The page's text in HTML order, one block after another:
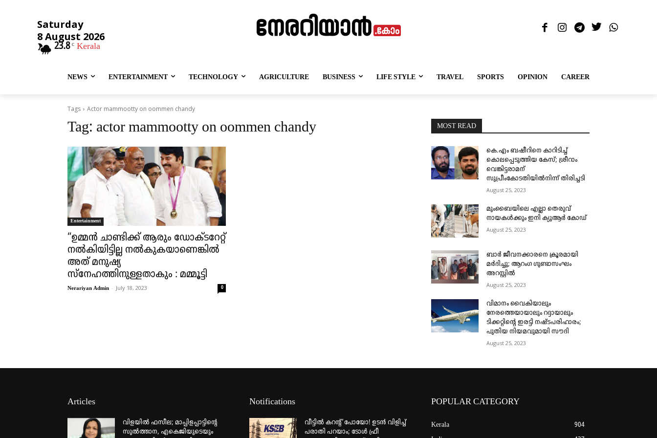
Saturday
8 August 2026
23.8 C Kerala
NEWS ENTERTAINMENT TECHNOLOGY AGRICULTURE BUSINESS LIFE STYLE TRAVEL SPORTS OPINION CAREER
Tags Actor mammootty on oommen chandy
Tag: actor mammootty on oommen chandy
Entertainment
“ഉമ്മൻ ചാണ്ടിക്ക് ആരും ഡോക്ടറേറ്റ്
നൽകിയിട്ടില്ല നൽകുകയാണെങ്കിൽ
അത് മനുഷ്യ
സ്നേഹത്തിനുള്ളതാകും : മമ്മൂട്ടി
Nerariyan Admin - July 18, 2023 0
MOST READ
കെ.എം ബഷീറിനെ കാറിടിച്ച്
കൊലപ്പെടുത്തിയ കേസ്; ശ്രീറാം
വെങ്കിട്ടരാമന്
സുപ്രീംകോടതിയിൽനിന്ന് തിരിച്ചടി
August 25, 2023
മുംബൈയിലെ എല്ലാ തെരുവ്
നായകൾക്കും ഇനി ക്യുആർ കോഡ്
August 25, 2023
ബാർ ജീവനക്കാരനെ ക്രൂരമായി
മർദിച്ചു; ആറംഗ ഗുണ്ടാസംഘം
അറസ്റ്റിൽ
August 25, 2023
വിമാനം വൈകിയാലും
നേരത്തെയായാലും റദ്ദായാലും
ടിക്കറ്റിന്റെ ഇരട്ടി നഷ്ടപരിഹാരം;
പുതിയ നിയമവുമായി സൗദി
August 25, 2023
Articles
വിളയിൽ ഫസീല; മാപ്പിളപ്പാട്ടിന്റെ
സുൽത്താന, എകെജിയുടെയും
Notifications
വീട്ടില്‍ കറന്റ് പോയോ! ഉടന്‍ വിളിച്ച്
പരാതി പറയാം; ടോള്‍ ഫ്രീ
POPULAR CATEGORY
Kerala
904